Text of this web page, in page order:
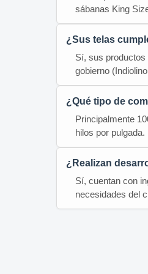
sábanas King
¿Sus telas
Sí, sus
gobierno
¿Qué tipo de
Principalmente
hilos por pulgada.
¿Realizan
Sí, cuentan con
necesidades del